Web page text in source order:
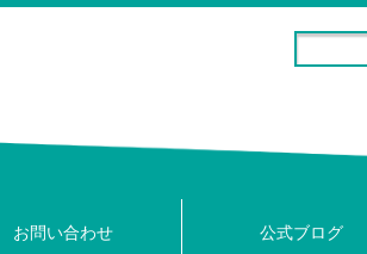
お問い合わせ 公式ブログ